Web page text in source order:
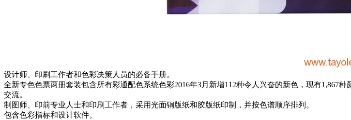
设计师、印刷工作者和色彩决策人员的必备手册。
全新专色色票两册套装包含所有彩通配色系统色彩2016年3月新增112种令人兴奋的新色，现有1,867
交流。
制图师、印前专业人士和印刷工作者，采用光面铜版纸和胶版纸印制，并按色谱顺序排列。
包含色彩指标和设计软件。